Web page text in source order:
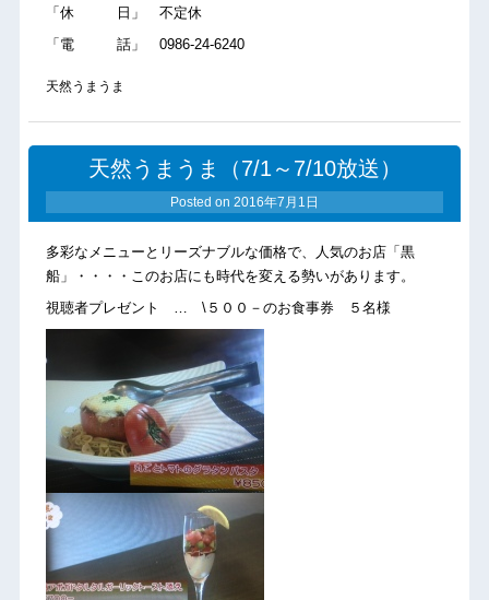
「休 日」 不定休
「電 話」 0986-24-6240
天然うまうま
天然うまうま（7/1～7/10放送）
Posted on 2016年7月1日
多彩なメニューとリーズナブルな価格で、人気のお店「黒
船」・・・・このお店にも時代を変える勢いがあります。
視聴者プレゼント … \５００－のお食事券 ５名様